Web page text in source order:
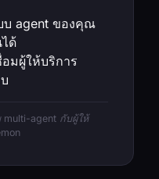
บ agent ของคุณ
ด้
อมผู้ให้บริการ
agent กับผู้ให้